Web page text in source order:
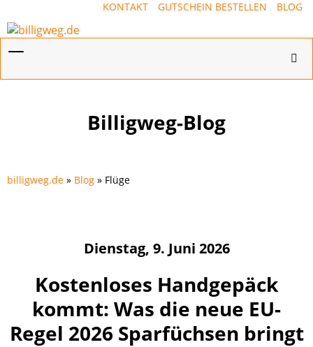
KONTAKT GUTSCHEIN BESTELLEN BLOG
Billigweg-Blog
billigweg.de » Blog » Flüge
Dienstag, 9. Juni 2026
Kostenloses Handgepäck
kommt: Was die neue EU-
Regel 2026 Sparfüchsen bringt